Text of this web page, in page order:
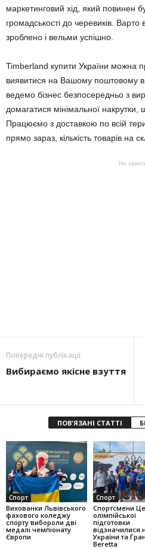
маркетинговий хід, який повинен
громадськості до черевиків.
зроблено і вельми успішно.
Timberland купити України можна
виявитися на Вашому поштовому
ведемо бізнес безпосередньо з
домагатися мінімальної накрутки,
Працюємо з доставкою по всій
прямо зараз, кількість товарів на
На
Попередні публікації
Вибираємо якісне взуття
ПОВ'ЯЗАНІ СТАТТІ
Спорт
Вихованки Львівського
фахового коледжу
спорту вибороли дві
медалі чемпіонату
Європи
Спорт
Спортсмени
олімпійської
підготовки
відзначилися
України та
Beretta